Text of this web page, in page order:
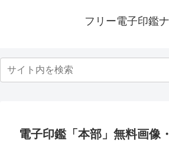
フリー電子印鑑
電子印鑑「本部」無料画像